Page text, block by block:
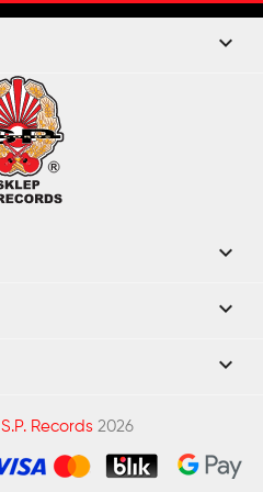
keyboard_arrow_down



S.P. Records2026